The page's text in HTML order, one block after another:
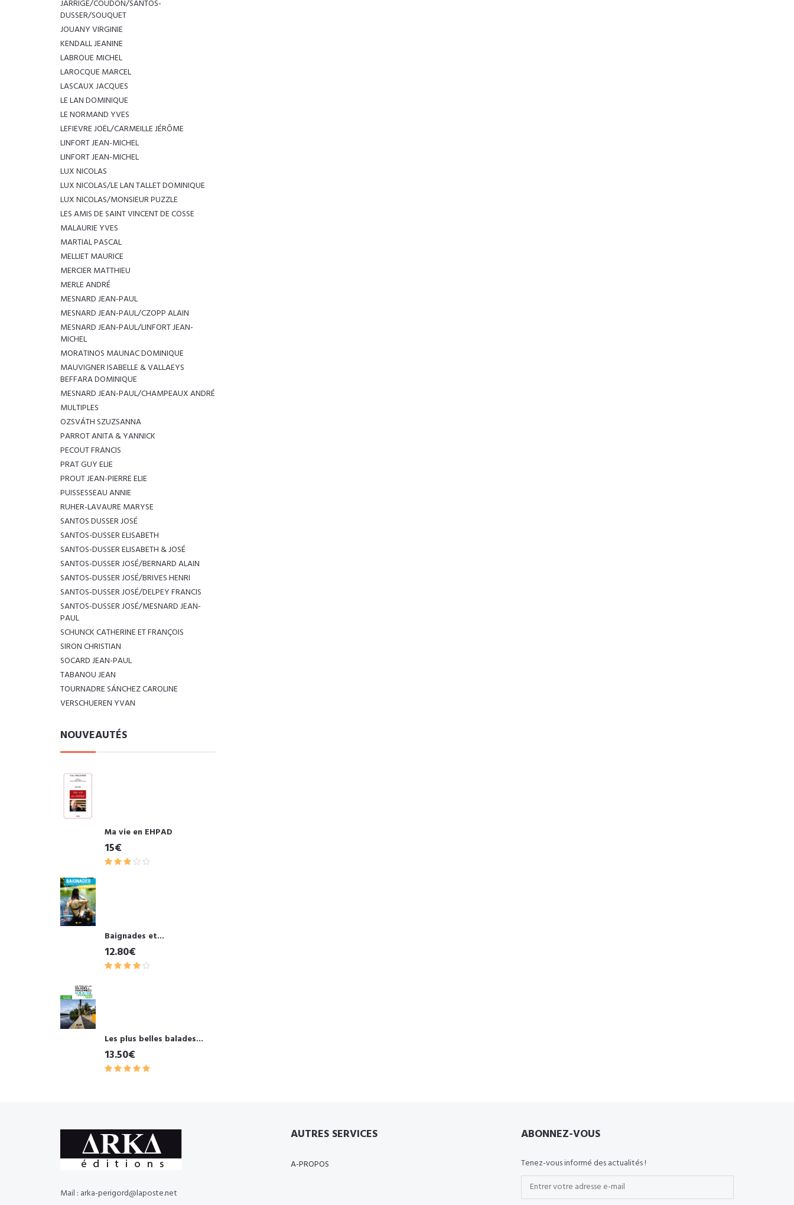
JARRIGE/COUDON/SANTOS-
DUSSER/SOUQUET
JOUANY VIRGINIE
KENDALL JEANINE
LABROUE MICHEL
LAROCQUE MARCEL
LASCAUX JACQUES
LE LAN DOMINIQUE
LE NORMAND YVES
LEFIEVRE JOËL/CARMEILLE JÉRÔME
LINFORT JEAN-MICHEL
LINFORT JEAN-MICHEL
LUX NICOLAS
LUX NICOLAS/LE LAN TALLET DOMINIQUE
LUX NICOLAS/MONSIEUR PUZZLE
LES AMIS DE SAINT VINCENT DE COSSE
MALAURIE YVES
MARTIAL PASCAL
MELLIET MAURICE
MERCIER MATTHIEU
MERLE ANDRÉ
MESNARD JEAN-PAUL
MESNARD JEAN-PAUL/CZOPP ALAIN
MESNARD JEAN-PAUL/LINFORT JEAN-
MICHEL
MORATINOS MAUNAC DOMINIQUE
MAUVIGNER ISABELLE & VALLAEYS
BEFFARA DOMINIQUE
MESNARD JEAN-PAUL/CHAMPEAUX ANDRÉ
MULTIPLES
OZSVÁTH SZUZSANNA
PARROT ANITA & YANNICK
PECOUT FRANCIS
PRAT GUY ELIE
PROUT JEAN-PIERRE ELIE
PUISSESSEAU ANNIE
RUHER-LAVAURE MARYSE
SANTOS DUSSER JOSÉ
SANTOS-DUSSER ELISABETH
SANTOS-DUSSER ELISABETH & JOSÉ
SANTOS-DUSSER JOSÉ/BERNARD ALAIN
SANTOS-DUSSER JOSÉ/BRIVES HENRI
SANTOS-DUSSER JOSÉ/DELPEY FRANCIS
SANTOS-DUSSER JOSÉ/MESNARD JEAN-
PAUL
SCHUNCK CATHERINE ET FRANÇOIS
SIRON CHRISTIAN
SOCARD JEAN-PAUL
TABANOU JEAN
TOURNADRE SÁNCHEZ CAROLINE
VERSCHUEREN YVAN
NOUVEAUTÉS
Ma vie en EHPAD
15€
Baignades et...
12.80€
Les plus belles balades...
13.50€
Mail : arka-perigord@laposte.net
AUTRES SERVICES
A-PROPOS
ABONNEZ-VOUS
Tenez-vous informé des actualités !